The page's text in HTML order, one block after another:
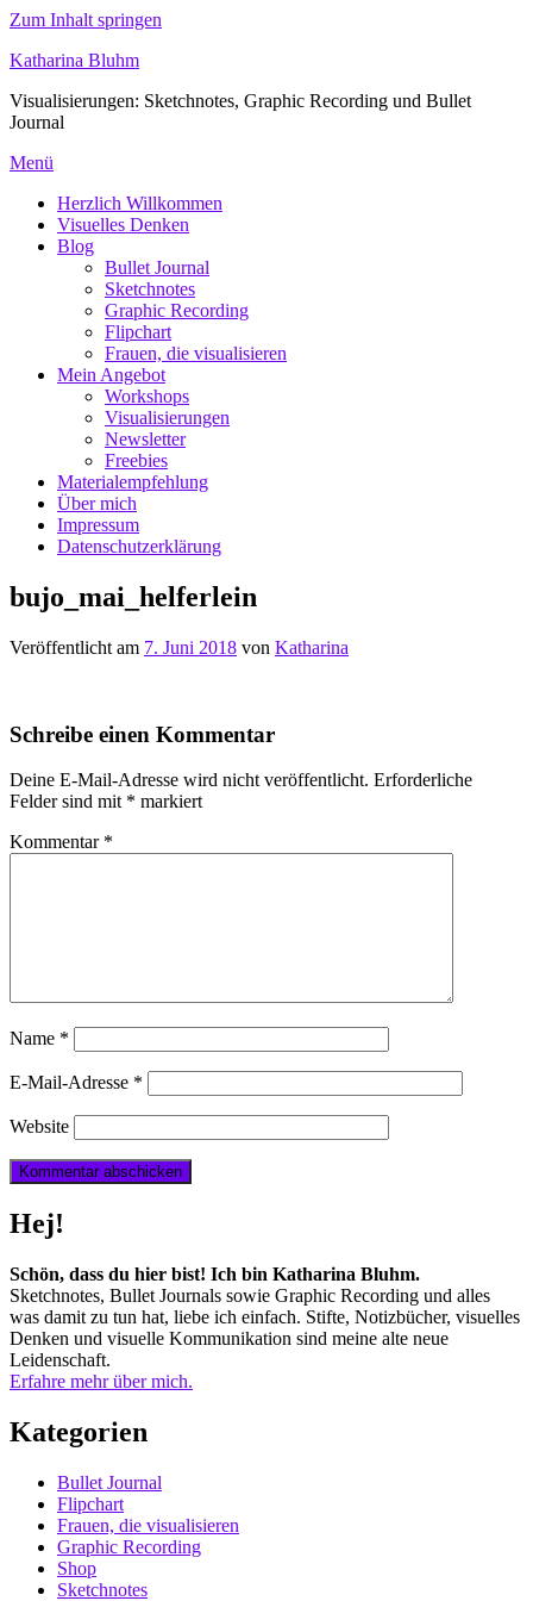
Zum Inhalt springen
Katharina Bluhm
Visualisierungen: Sketchnotes, Graphic Recording und Bullet
Journal
Menü
Herzlich Willkommen
Visuelles Denken
Blog
Bullet Journal
Sketchnotes
Graphic Recording
Flipchart
Frauen, die visualisieren
Mein Angebot
Workshops
Visualisierungen
Newsletter
Freebies
Materialempfehlung
Über mich
Impressum
Datenschutzerklärung
bujo_mai_helferlein
Veröffentlicht am 7. Juni 2018 von Katharina
Schreibe einen Kommentar
Deine E-Mail-Adresse wird nicht veröffentlicht. Erforderliche
Felder sind mit * markiert
Kommentar *
Name *
E-Mail-Adresse *
Website
Hej!
Schön, dass du hier bist! Ich bin Katharina Bluhm.
Sketchnotes, Bullet Journals sowie Graphic Recording und alles
was damit zu tun hat, liebe ich einfach. Stifte, Notizbücher, visuelles
Denken und visuelle Kommunikation sind meine alte neue
Leidenschaft.
Erfahre mehr über mich.
Kategorien
Bullet Journal
Flipchart
Frauen, die visualisieren
Graphic Recording
Shop
Sketchnotes